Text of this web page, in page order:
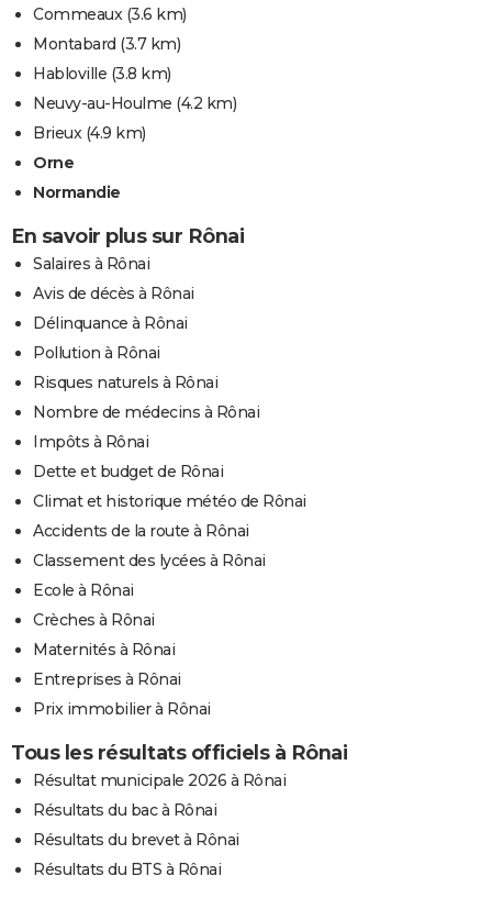
Commeaux(3.6 km)
Montabard (3.7 km)
Habloville (3.8 km)
Neuvy-au-Houlme (4.2 km)
Brieux(4.9 km)
Orne
Normandie
En savoir plus sur Rônai
Salaires à Rônai
Avis de décès à Rônai
Délinquance à Rônai
Pollution à Rônai
Risques naturels à Rônai
Nombre de médecins à Rônai
Impôts à Rônai
Dette et budget de Rônai
Climat et historique météo de Rônai
Accidents de la route à Rônai
Classement des lycées à Rônai
Ecole à Rônai
Crèches à Rônai
Maternités à Rônai
Entreprises à Rônai
Prix immobilier à Rônai
Tous les résultats officiels à Rônai
Résultat municipale 2026 à Rônai
Résultats du bac à Rônai
Résultats du brevet à Rônai
Résultats du BTS à Rônai